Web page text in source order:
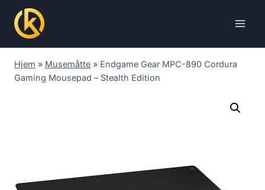
content
Hjem » Musemåtte » Endgame Gear MPC-890 Cordura
Gaming Mousepad – Stealth Edition